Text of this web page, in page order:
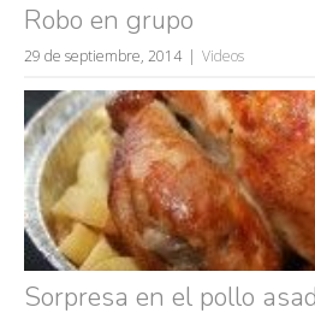
Robo en grupo
29 de septiembre, 2014 Videos
Sorpresa en el pollo